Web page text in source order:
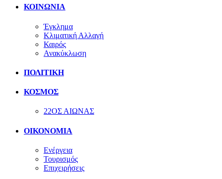
ΚΟΙΝΩΝΙΑ
Έγκλημα
Κλιματική Αλλαγή
Καιρός
Ανακύκλωση
ΠΟΛΙΤΙΚΗ
ΚΟΣΜΟΣ
22ΟΣ ΑΙΩΝΑΣ
ΟΙΚΟΝΟΜΙΑ
Ενέργεια
Τουρισμός
Επιχειρήσεις